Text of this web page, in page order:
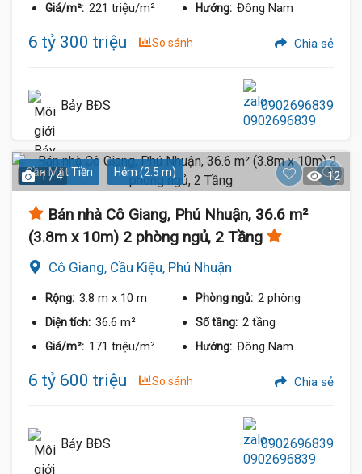
Giá/m²: 221 triệu/m² Hướng: Đông Nam
6 tỷ 300 triệu So sánh Chia sẻ
Bảy BĐS 0902696839
Gần Mặt Tiền Hẻm (2.5 m)
1 / 4 12
Bán nhà Cô Giang, Phú Nhuận, 36.6 m²
(3.8m x 10m) 2 phòng ngủ, 2 Tầng
Cô Giang, Cầu Kiệu, Phú Nhuận
Rộng: 3.8 m x 10 m Phòng ngủ: 2 phòng
Diện tích: 36.6 m² Số tầng: 2 tầng
Giá/m²: 171 triệu/m² Hướng: Đông Nam
6 tỷ 600 triệu So sánh Chia sẻ
Bảy BĐS 0902696839